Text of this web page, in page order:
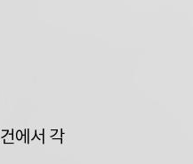
에서 각